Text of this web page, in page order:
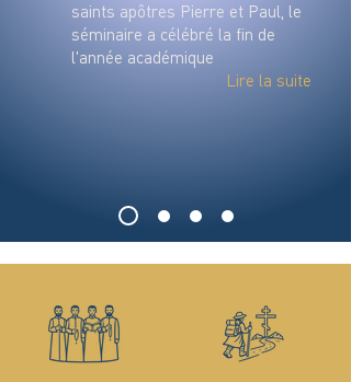
saints apôtres Pierre et Paul, le
séminaire a célébré la fin de
l'année académique
Lire la suite